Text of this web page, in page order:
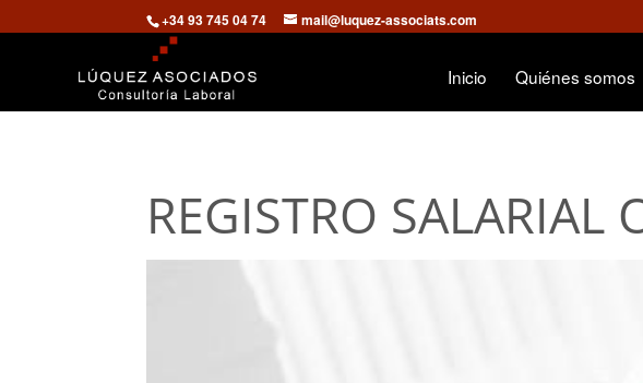
+34 93 745 04 74 mail@luquez-associats.com
Inicio Quiénes somos
REGISTRO SALARIAL